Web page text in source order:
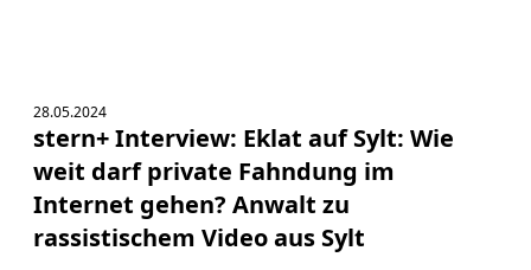
28.05.2024
stern+ Interview: Eklat auf Sylt: Wie
weit darf private Fahndung im
Internet gehen? Anwalt zu
rassistischem Video aus Sylt